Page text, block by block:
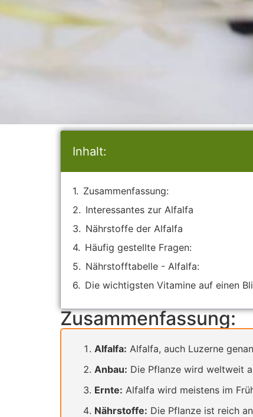
Inhalt:
Zusammenfassung:
Interessantes zur Alfalfa
Nährstoffe der Alfalfa
Häufig gestellte Fragen:
Nährstofftabelle - Alfalfa:
Die wichtigsten Vitamine auf einen
Zusammenfassung:
Alfalfa: Alfalfa, auch Luzerne
Anbau: Die Pflanze wird weltweit
Ernte: Alfalfa wird meistens im
Nährstoffe: Die Pflanze ist reich